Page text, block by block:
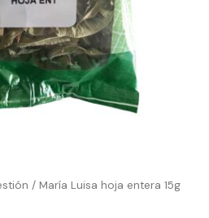
/ María Luisa hoja entera 15g